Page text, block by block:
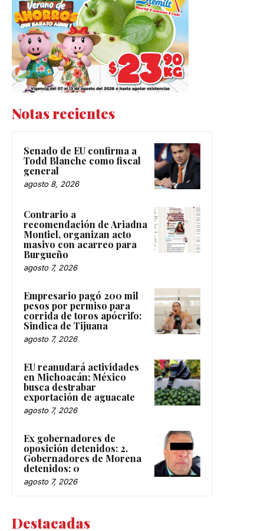
Notas recientes
Senado de EU confirma a
Todd Blanche como fiscal
general
agosto 8, 2026
Contrario a
recomendación de Ariadna
Montiel, organizan acto
masivo con acarreo para
Burgueño
agosto 7, 2026
Empresario pagó 200 mil
pesos por permiso para
corrida de toros apócrifo:
Sindica de Tijuana
agosto 7, 2026
EU reanudará actividades
en Michoacán; México
busca destrabar
exportación de aguacate
agosto 7, 2026
Ex gobernadores de
oposición detenidos: 2.
Gobernadores de Morena
detenidos: 0
agosto 7, 2026
Destacadas